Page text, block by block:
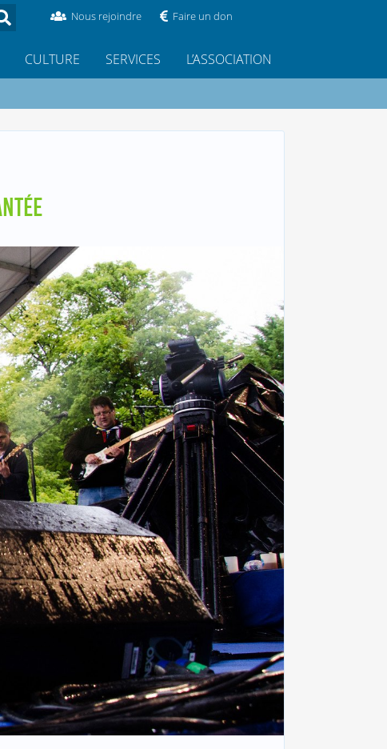
Nous rejoindre Faire un don
CULTURE SERVICES L’ASSOCIATION